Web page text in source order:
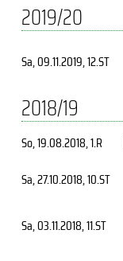
2019/20
Sa, 09.11.2019, 12.ST
2018/19
So, 19.08.2018, 1.R
Sa, 27.10.2018, 10.ST
Sa, 03.11.2018, 11.ST